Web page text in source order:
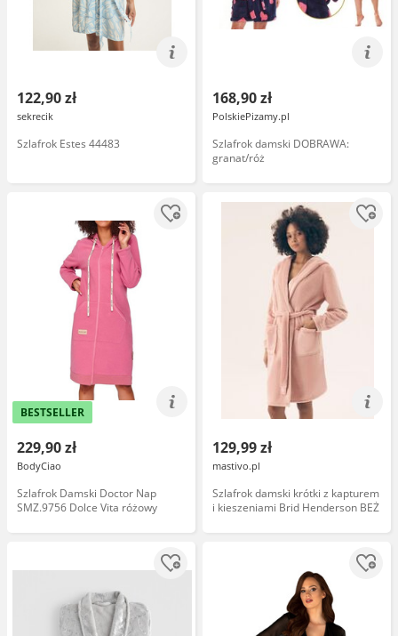
122,90 zł
sekrecik
Szlafrok Estes 44483
168,90 zł
PolskiePizamy.pl
Szlafrok damski DOBRAWA:
granat/róż
BESTSELLER
229,90 zł
BodyCiao
Szlafrok Damski Doctor Nap
SMZ.9756 Dolce Vita różowy
129,99 zł
mastivo.pl
Szlafrok damski krótki z kapturem
i kieszeniami Brid Henderson BEŻ